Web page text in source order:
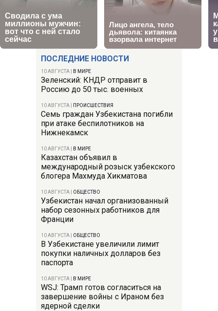
ПОСЛЕДНИЕ НОВОСТИ
10 АВГУСТА В МИРЕ
Зеленский: КНДР отправит в
Россию до 50 тыс. военных
10 АВГУСТА ПРОИСШЕСТВИЯ
Семь граждан Узбекистана погибли
при атаке беспилотников на
Нижнекамск
10 АВГУСТА В МИРЕ
Казахстан объявил в
международный розыск узбекского
блогера Махмуда Хикматова
10 АВГУСТА ОБЩЕСТВО
Узбекистан начал организованный
набор сезонных работников для
Франции
10 АВГУСТА ОБЩЕСТВО
В Узбекистане увеличили лимит
покупки наличных долларов без
паспорта
10 АВГУСТА В МИРЕ
WSJ: Трамп готов согласиться на
завершение войны с Ираном без
ядерной сделки